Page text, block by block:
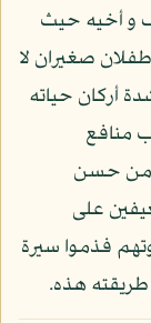
و أخيه حيث
صغيران لا
أركان حياته
منافع
من حسن
على
فذموا سيرة
هذه.